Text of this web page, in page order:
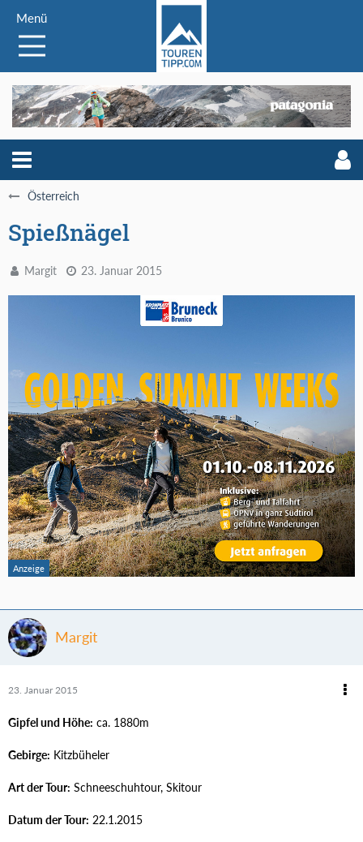
Menü
Österreich
Spießnägel
Margit 23. Januar 2015
Margit
23. Januar 2015
Gipfel und Höhe: ca. 1880m
Gebirge: Kitzbüheler
Art der Tour: Schneeschuhtour, Skitour
Datum der Tour: 22.1.2015